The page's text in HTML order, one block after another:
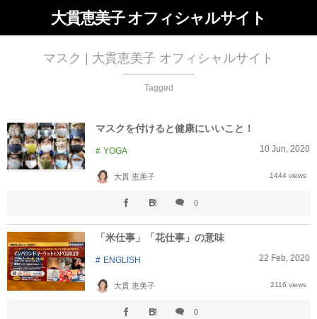
大貫恵美子 オフィシャルサイト
マスク | 大貫恵美子 オフィシャルサイト
Tagged
マスクを付けると健康にいいこと！
YOGA 10 Jun 2020
大貫 恵美子 1444 views
0
「米仕事」「花仕事」の意味
ENGLISH 22 Feb 2020
大貫 恵美子 2116 views
0